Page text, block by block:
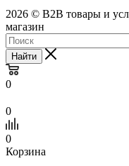
2026 © B2B товары и
магазин
Найти
0
0
0
Корзина